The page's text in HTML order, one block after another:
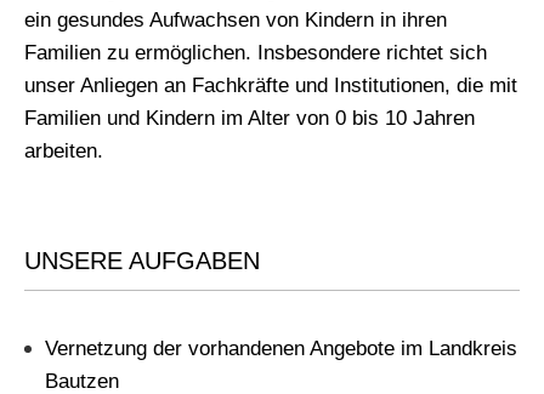
ein gesundes Aufwachsen von Kindern in ihren
Familien zu ermöglichen. Insbesondere richtet sich
unser Anliegen an Fachkräfte und Institutionen, die mit
Familien und Kindern im Alter von 0 bis 10 Jahren
arbeiten.
UNSERE AUFGABEN
Vernetzung der vorhandenen Angebote im Landkreis
Bautzen